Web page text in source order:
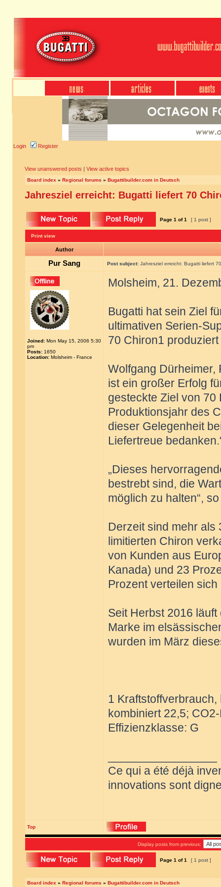
Login Register
View unanswered posts | View active topics
Board index » Regional forums » Bugattibuilder.com in Deutsch
Jahresziel erreicht: Bugatti liefert 70
Page 1 of1 [ 1 post ]
Print view
Author
Pur Sang Post subject: Jahresziel erreicht: Bugatti liefert
Joined: Mon May 15, 2006 5:30
pm
Posts: 1650
Location: Molsheim - France
Molsheim, 21.
Bugatti hat sein Ziel
ultimativen Serien-
70 Chiron1
Wolfgang Dürheimer,
ist ein großer Erfolg
gesteckte Ziel von
Produktionsjahr des
dieser Gelegenheit
Liefertreue
„Dieses
bestrebt sind, die
möglich zu halten“,
Derzeit sind mehr als
limitierten Chiron
von Kunden aus
Kanada) und 23
Prozent verteilen
Seit Herbst 2016
Marke im
wurden im März
1
kombiniert 22,5;
Effizienzklasse: G
Ce qui a été déjà
innovations sont
Top
Display posts from previous:
Page 1 of1 [ 1 post ]
Board index » Regional forums » Bugattibuilder.com in Deutsch